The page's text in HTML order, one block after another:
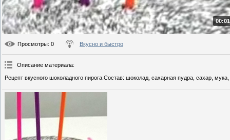
Просмотры: 0 Вкусно и быстро
Описание материала:
Рецепт вкусного шоколадного пирога.Состав: шоколад, сахарная пудра, сахар,